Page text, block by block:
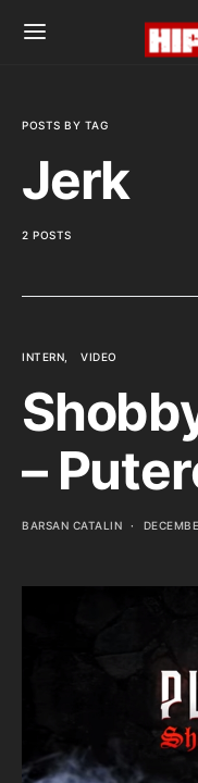
POSTS BY TAG
Jerk
2 POSTS
INTERN VIDEO
–
BARSAN CATALIN